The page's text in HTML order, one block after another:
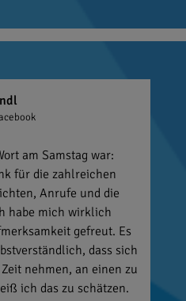
am Samstag war:
für die zahlreichen
Anrufe und die
habe mich wirklich
gefreut. Es
dass sich
nehmen, an einen zu
ich das zu schätzen.